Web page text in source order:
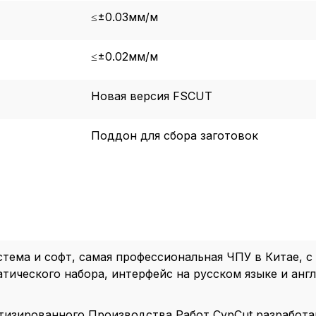
≤±0.03мм/м
≤±0.02мм/м
Новая версия FSCUT
Поддон для сбора заготовок
и софт, самая профессиональная ЧПУ в Китае, с
набора, интерфейс на русском языке и